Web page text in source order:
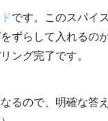
です。このスパイ
ずらして入れるの
ング完了です。
るので、明確な答